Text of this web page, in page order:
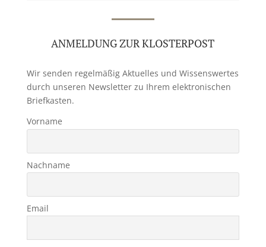
ANMELDUNG ZUR KLOSTERPOST
Wir senden regelmäßig Aktuelles und Wissenswertes
durch unseren Newsletter zu Ihrem elektronischen
Briefkasten.
Vorname
Nachname
Email